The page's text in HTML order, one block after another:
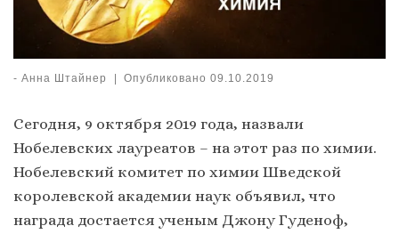
- Анна Штайнер | Опубликовано09.10.2019
Сегодня, 9 октября 2019 года, назвали
Нобелевских лауреатов – на этот раз по химии.
Нобелевский комитет по химии Шведской
королевской академии наук объявил, что
награда достается ученым Джону Гуденоф,